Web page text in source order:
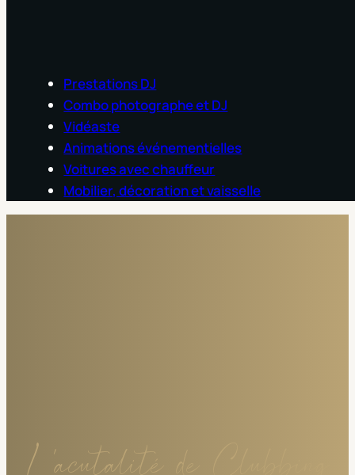
Prestations DJ
Combo photographe et DJ
Vidéaste
Animations événementielles
Voitures avec chauffeur
Mobilier, décoration et vaisselle